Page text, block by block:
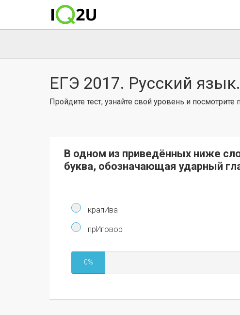
ЕГЭ 2017. Русский
Пройдите тест, узнайте свой уровень и
В одном из приведённых ниже
буква, обозначающая ударный
крапИва
прИговор
0%